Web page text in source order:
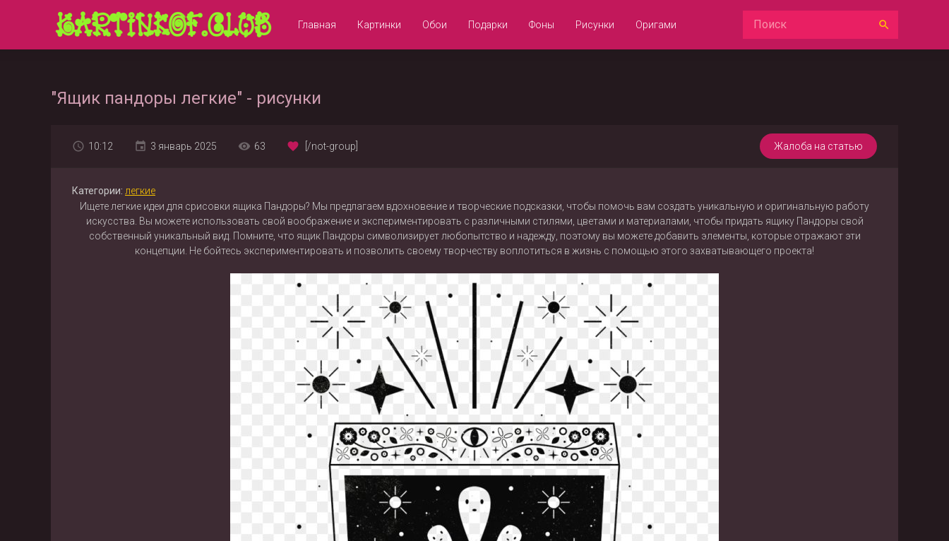
Главная Картинки Обои Подарки Фоны Рисунки Оригами
"Ящик пандоры легкие" - рисунки
Жалоба на статью
10:12 3 январь 2025 63 [/not-group]
Категории: легкие
Ищете легкие идеи для срисовки ящика Пандоры? Мы предлагаем вдохновение и творческие подсказки, чтобы помочь вам создать уникальную и оригинальную работу
искусства. Вы можете использовать свой воображение и экспериментировать с различными стилями, цветами и материалами, чтобы придать ящику Пандоры свой
собственный уникальный вид. Помните, что ящик Пандоры символизирует любопытство и надежду, поэтому вы можете добавить элементы, которые отражают эти
концепции. Не бойтесь экспериментировать и позволить своему творчеству воплотиться в жизнь с помощью этого захватывающего проекта!